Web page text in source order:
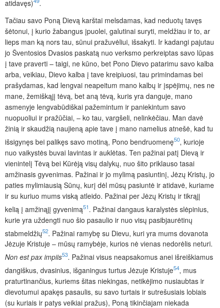
atidavęs)
.
Tačiau savo Poną Dievą karštai melsdamas, kad neduotų tavęs
šėtonui, į kurio žabangus įpuolei, galutinai suryti, meldžiau ir to, ar
lieps man ką nors tau, sūnui pražuvėliui, išsakyti. Ir kadangi pajutau
jo Šventosios Dvasios paskatą nuo verksmo perkreiptas savo lūpas
į tave praverti – taigi, ne kūno, bet Pono Dievo patarimu savo kalba
arba, veikiau, Dievo kalba į tave kreipiuosi, tau primindamas bei
prašydamas, kad lengvai neapeitum mano kalbų ir įspėjimų, nes ne
mane, žemiškąjį tėvą, bet aną tėvą, kuris yra danguje, mano
asmenyje lengvabūdiškai pažemintum ir paniekintum savo
nuopuoliui ir pražūčiai, – ko tau, vargšeli, nelinkėčiau. Man davė
žinią ir skaudžią naujieną apie tave į mano namelius atnešė, kad tu
išsigynęs bei palikęs savo motiną, Pono bendruomenę50, kurioje
nuo vaikystės buvai lavintas ir auklėtas. Ten pažinai patį Dievą ir
vienintelį Tėvą bei Kūrėją visų dalykų, nuo šito priklauso tasai
amžinasis gyvenimas. Pažinai ir jo mylimą pasiuntinį, Jėzų Kristų, jo
paties mylimiausią Sūnų, kurį dėl mūsų pasiuntė ir atidavė, kuriame
ir su kuriuo mums viską atleido. Pažinai per Jėzų Kristų ir tikrąjį
kelią į amžinąjį gyvenimą51. Pažinai dangaus karalystės slėpinius,
kurie yra uždengti nuo šio pasaulio ir nuo visų pasibjaurėtinų
stabmeldžių52. Pažinai ramybę su Dievu, kuri yra mums dovanota
Jėzuje Kristuje – mūsų ramybėje, kurios nė vienas nedorėlis neturi.
Non est pax impiis53. Pažinai visus neapsakomus anei išreiškiamus
dangiškus, dvasinius, išganingus turtus Jėzuje Kristuje54, mus
praturtinančius, kuriems šitas niekingas, netikėjimo nusiaubtas ir
dievotumui apakęs pasaulis, su savo turtais ir sutrešusiais lobiais
(su kuriais ir patys veikiai pražus), Poną tikinčiajam niekada